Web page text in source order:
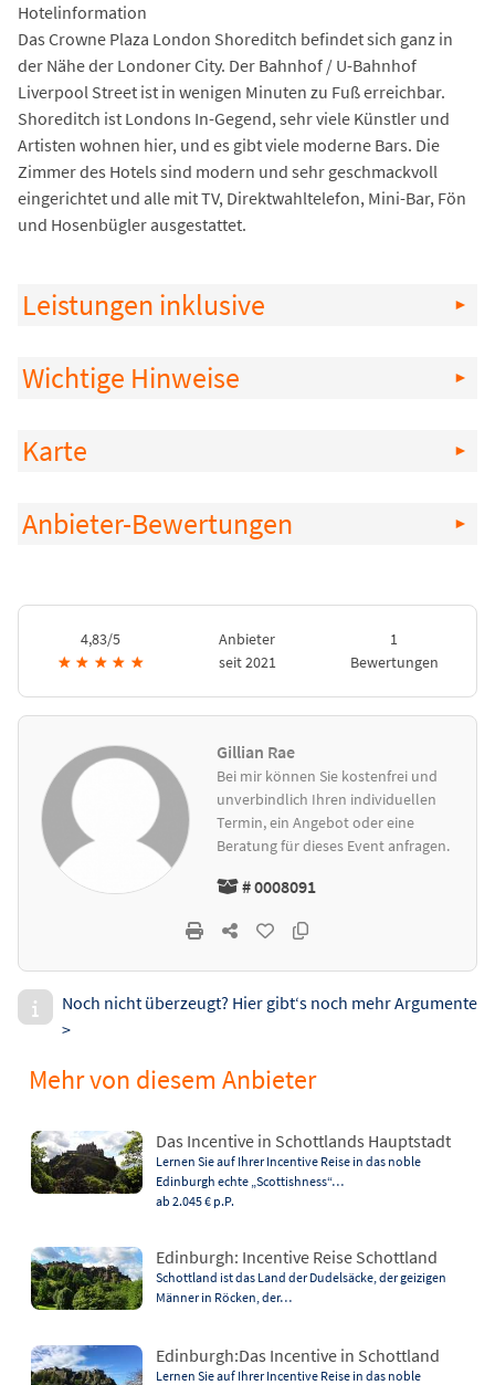
Hotelinformation
Das Crowne Plaza London Shoreditch befindet sich ganz in
der Nähe der Londoner City. Der Bahnhof / U-Bahnhof
Liverpool Street ist in wenigen Minuten zu Fuß erreichbar.
Shoreditch ist Londons In-Gegend, sehr viele Künstler und
Artisten wohnen hier, und es gibt viele moderne Bars. Die
Zimmer des Hotels sind modern und sehr geschmackvoll
eingerichtet und alle mit TV, Direktwahltelefon, Mini-Bar, Fön
und Hosenbügler ausgestattet.
Leistungen inklusive
Wichtige Hinweise
Karte
Anbieter-Bewertungen
4,83/5
★ ★ ★ ★ ★
Anbieter
seit 2021
1
Bewertungen
Gillian Rae
Bei mir können Sie kostenfrei und
unverbindlich Ihren individuellen
Termin, ein Angebot oder eine
Beratung für dieses Event anfragen.
# 0008091
Noch nicht überzeugt? Hier gibt‘s noch mehr Argumente
>
Mehr von diesem Anbieter
Das Incentive in Schottlands Hauptstadt
Lernen Sie auf Ihrer Incentive Reise in das noble
Edinburgh echte „Scottishness“…
ab 2.045 € p.P.
Edinburgh: Incentive Reise Schottland
Schottland ist das Land der Dudelsäcke, der geizigen
Männer in Röcken, der…
Edinburgh:Das Incentive in Schottland
Lernen Sie auf Ihrer Incentive Reise in das noble